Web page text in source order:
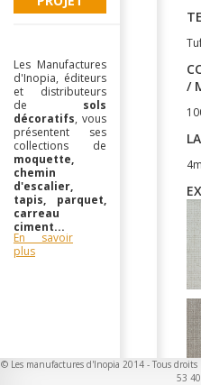
Les Manufactures
d'Inopia, éditeurs
et distributeurs
de sols
décoratifs, vous
présentent ses
collections de
moquette,
chemin
d'escalier,
tapis, parquet,
carreau
ciment...
En savoir
plus
/
© Les manufactures d'Inopia 2014 - Tous
53